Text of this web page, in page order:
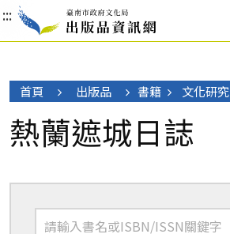
:::
:::
:::
首頁 出版品 書籍 文化研究
熱蘭遮城日誌